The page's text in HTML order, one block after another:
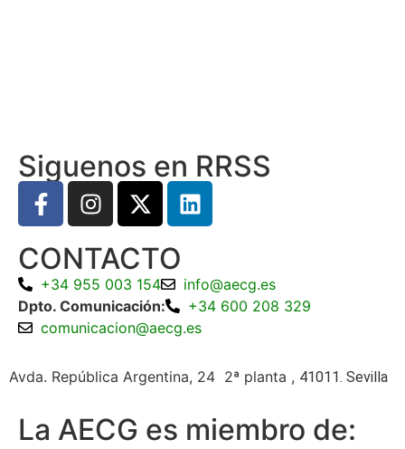
Siguenos en RRSS
CONTACTO
+34 955 003 154
info@aecg.es
Dpto. Comunicación:
+34 600 208 329
comunicacion@aecg.es
Avda. República Argentina, 24 2ª planta , 41011. Sevilla
La AECG es miembro de: